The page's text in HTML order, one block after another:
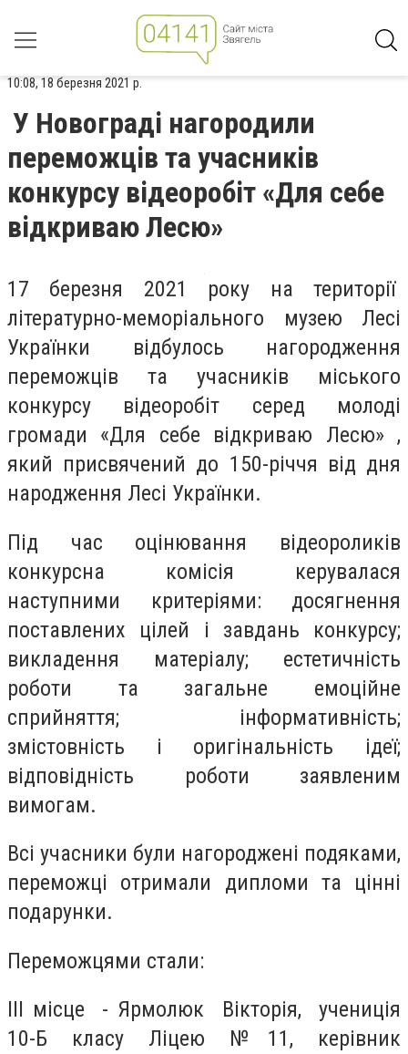
10:08, 18 березня 2021 р.
У Новограді нагородили
переможців та учасників
конкурсу відеоробіт «Для себе
відкриваю Лесю»
17 березня 2021 року на території
літературно-меморіального музею Лесі
Українки відбулось нагородження
переможців та учасників міського
конкурсу відеоробіт серед молоді
громади «Для себе відкриваю Лесю» ,
який присвячений до 150-річчя від дня
народження Лесі Українки.
Під час оцінювання відеороликів
конкурсна комісія керувалася
наступними критеріями: досягнення
поставлених цілей і завдань конкурсу;
викладення матеріалу; естетичність
роботи та загальне емоційне
сприйняття; інформативність;
змістовність і оригінальність ідеї;
відповідність роботи заявленим
вимогам.
Всі учасники були нагороджені подяками,
переможці отримали дипломи та цінні
подарунки.
Переможцями стали:
ІІІ місце - Ярмолюк Вікторія, учениція
10-Б класу Ліцею №11, керівник